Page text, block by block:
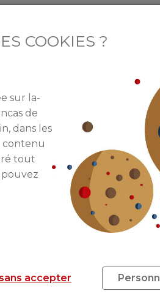
d’ores et déjà inscrites dans
?
aucune décision n’a
avec les acteurs du
. Cependant,
se dégager.
le dispositif Pinel
, il
du zonage
« en passant
». Le
afin de
c’est le pourcentage du
priorité
. Actuellement, il
COOKIES ?
sur la-
de
dans les
contenu
tout
pouvez
accepter